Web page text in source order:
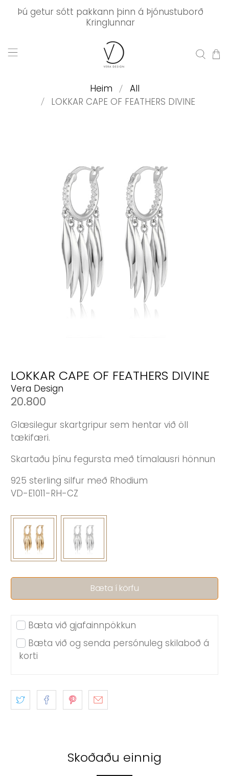
Þú getur sótt pakkann þinn á Þjónustuborð
Kringlunnar
Heim
All
LOKKAR CAPE OF FEATHERS DIVINE
LOKKAR CAPE OF FEATHERS DIVINE
Vera Design
20.800
Glæsilegur skartgripur sem hentar við öll
tækifæri.
Skartaðu þínu fegursta með tímalausri hönnun
925 sterling silfur með Rhodium
VD-E1011-RH-CZ
Bæta í körfu
Bæta við gjafainnpökkun
Bæta við og senda persónuleg skilaboð á
korti
Skoðaðu einnig